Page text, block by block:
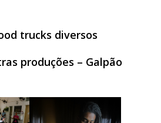
trucks diversos
produções – Galpão